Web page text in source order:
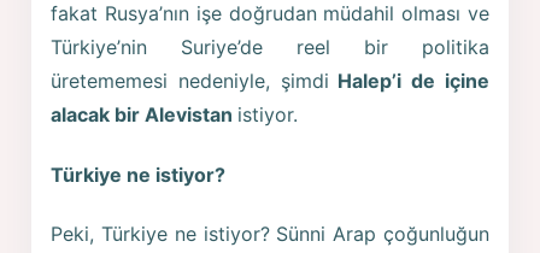
fakat Rusya’nın işe doğrudan müdahil olması ve
Türkiye’nin Suriye’de reel bir politika
üretememesi nedeniyle, şimdi Halep’i de içine
alacak bir Alevistan istiyor.
Türkiye ne istiyor?
Peki, Türkiye ne istiyor? Sünni Arap çoğunluğun